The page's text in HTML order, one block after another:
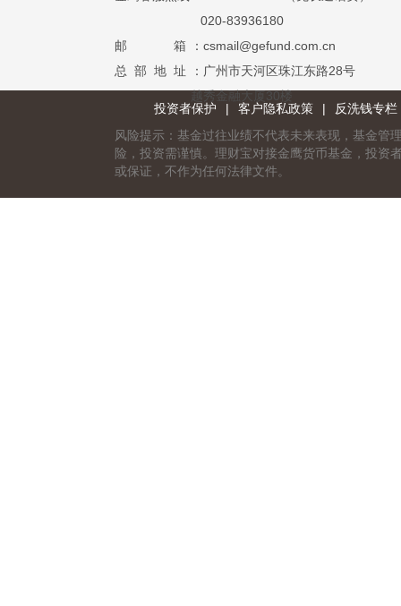
020-83936180
邮 箱
：csmail@gefund.com.cn
总 部 地 址
：广州市天河区珠江东路28号
越秀金融大厦30楼
投资者保护
| 客户隐私政策 |
反洗钱专栏
风险提示：基金过往业绩不代表未来表现，基金管
险，投资需谨慎。理财宝对接金鹰货币基金，投资
或保证，不作为任何法律文件。